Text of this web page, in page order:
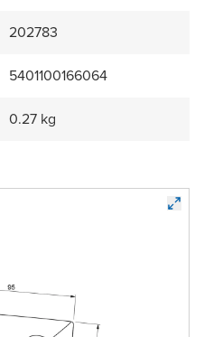
202783
5401100166064
0.27 kg